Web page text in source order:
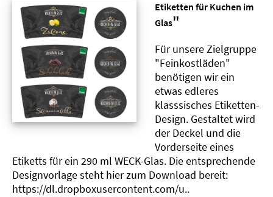
Etiketten für Kuchen im
Glas"
Für unsere Zielgruppe
"Feinkostläden"
benötigen wir ein
etwas edleres
klasssisches Etiketten-
Design. Gestaltet wird
der Deckel und die
Vorderseite eines
Etiketts für ein 290 ml WECK-Glas. Die entsprechende
Designvorlage steht hier zum Download bereit:
https://dl.dropboxusercontent.com/u..